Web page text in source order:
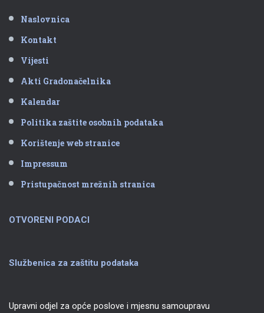
Naslovnica
Kontakt
Vijesti
Akti Gradonačelnika
Kalendar
Politika zaštite osobnih podataka
Korištenje web stranice
Impressum
Pristupačnost mrežnih stranica
OTVORENI PODACI
Službenica za zaštitu podataka
Upravni odjel za opće poslove i mjesnu samoupravu